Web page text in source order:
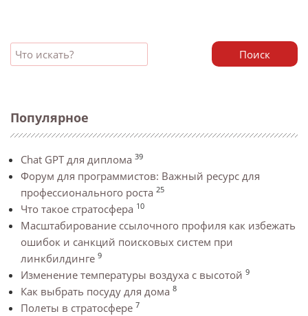
Поиск
Популярное
Chat GPT для диплома 39
Форум для программистов: Важный ресурс для
профессионального роста 25
Что такое стратосфера 10
Масштабирование ссылочного профиля как избежать
ошибок и санкций поисковых систем при
линкбилдинге 9
Изменение температуры воздуха с высотой 9
Как выбрать посуду для дома 8
Полеты в стратосфере 7